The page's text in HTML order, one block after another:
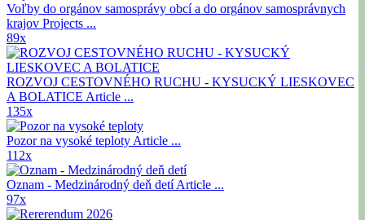
Voľby do orgánov samosprávy obcí a do orgánov samosprávnych
krajov Projects ...
89x
ROZVOJ CESTOVNÉHO RUCHU - KYSUCKÝ LIESKOVEC
A BOLATICE Article ...
135x
Pozor na vysoké teploty Article ...
112x
Oznam - Medzinárodný deň detíArticle ...
97x